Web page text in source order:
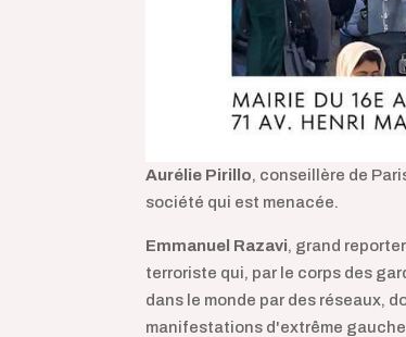
Aurélie Pirillo, conseillère de
société qui est menacée.
Emmanuel Razavi, grand
terroriste qui, par le corps des
dans le monde par des réseaux,
manifestations d'extrême